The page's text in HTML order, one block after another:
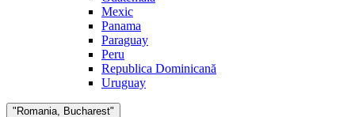
Mexic
Panama
Paraguay
Peru
Republica Dominicană
Uruguay
"Romania, Bucharest"